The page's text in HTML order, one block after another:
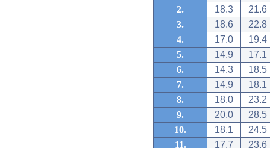
2.
18.3
21.6
3.
18.6
22.8
4.
17.0
19.4
5.
14.9
17.1
6.
14.3
18.5
7.
14.9
18.1
8.
18.0
23.2
9.
20.0
28.5
10.
18.1
24.5
11.
17.7
23.6